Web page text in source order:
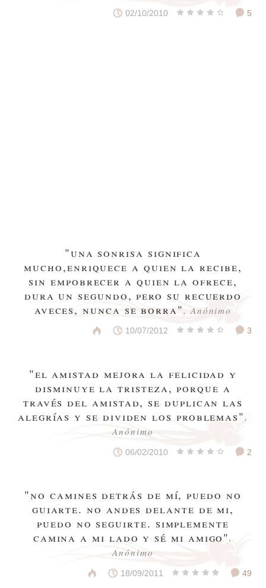
02/10/2010 5
"una sonrisa significa
mucho,enriquece a quien la recibe,
sin empobrecer a quien la ofrece,
dura un segundo, pero su recuerdo
aveces, nunca se borra", Anónimo
10/07/2012 3
"el amistad mejora la felicidad y
disminuye la tristeza, porque a
través del amistad, se duplican las
alegrías y se dividen los problemas",
Anónimo
06/02/2010 2
"no camines detrás de mí, puedo no
guiarte. no andes delante de mi,
puedo no seguirte. simplemente
camina a mi lado y sé mi amigo",
Anónimo
18/09/2011 49